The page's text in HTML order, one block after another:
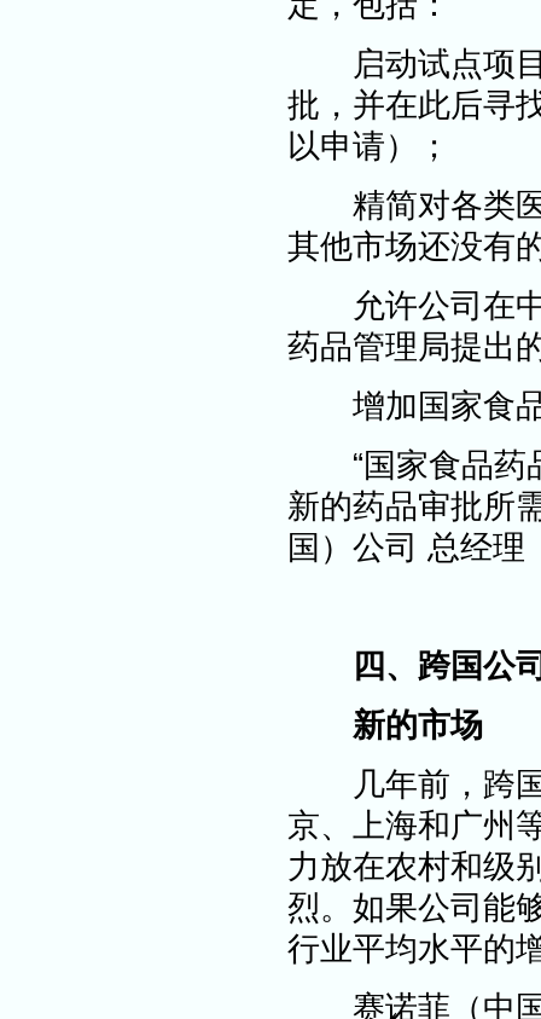
启动试点项目
批，并在此后寻
以申请）；
精简对各类医
其他市场还没有
允许公司在中
药品管理局提出
增加国家食品
“国家食品药品
新的药品审批所
国）公司 总经理
四、跨国公司
新的市场
几年前，跨国
京、上海和广州
力放在农村和级
烈。如果公司能
行业平均水平的
赛诺菲（中国